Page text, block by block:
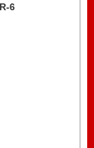
6